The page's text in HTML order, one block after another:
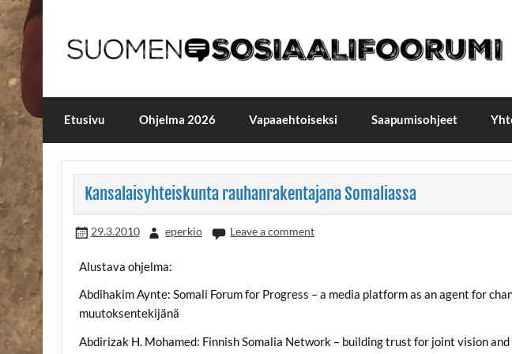
Skip
to
content
Maailmanparannuspäivät / Suomen
Maailmanparannuspäivät Lapinlahden Lähteellä, Helsingissä
Etusivu Ohjelma 2026 Vapaaehtoiseksi Saapumisohjeet
Kansalaisyhteiskunta rauhanrakentajana Somaliassa
29.3.2010 eperkio Leave a comment
Alustava ohjelma:
Abdihakim Aynte: Somali Forum for Progress – a media platform as an agent for
muutoksentekijänä
Abdirizak H. Mohamed: Finnish Somalia Network – building trust for joint vision